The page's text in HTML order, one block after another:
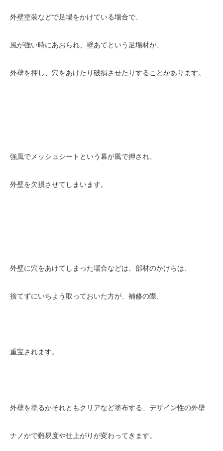
外壁塗装などで足場をかけている場合で、
風が強い時にあおられ、壁あてという足場材が、
外壁を押し、穴をあけたり破損させたりすることがあります。
強風でメッシュシートという幕が風で押され、
外壁を欠損させてしまいます。
外壁に穴をあけてしまった場合などは、部材のかけらは、
捨てずにいちよう取っておいた方が、補修の際、
重宝されます。
外壁を塗るかそれともクリアなど塗布する、デザイン性の外壁
ナノかで難易度や仕上がりが変わってきます。